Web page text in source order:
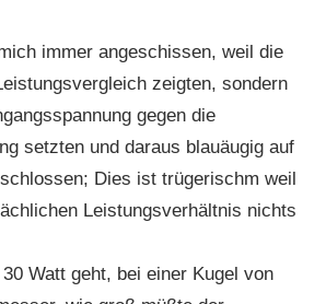
immer angeschissen, weil die
zeigten, sondern
gegen die
setzten und daraus blauäugig auf
Dies ist trügerischm weil
Leistungsverhältnis nichts
Watt geht, bei einer Kugel von